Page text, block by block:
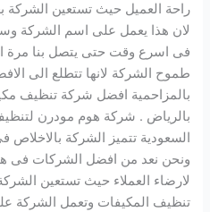
راحة العميل حيث تستعين الشركة
لان هذا يعمل على اسم الشركة
فى اسرع وقت حتى يتصل بنا مرة
طموح الشركة لانها تتطلع الى
بالمزاحمية افضل شركة تنظيف
بالرياض . شركة هوم مودرن لتنظيف
السعودية تتميز الشركة بالاخلاص
ونحن نعد من افضل الشركات فى
لارضاء العملاء حيث تستعين
تنظيف المكيفات وتعمل الشركة